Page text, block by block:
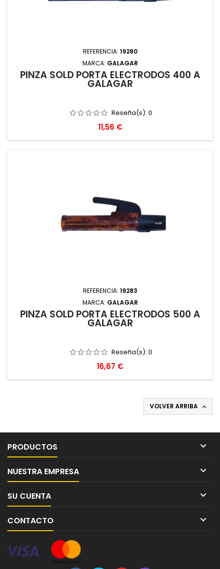
REFERENCIA: 19280
MARCA: GALAGAR
PINZA SOLD PORTA ELECTRODOS 400 A
GALAGAR
Reseña(s): 0
Precio
11,56 €
REFERENCIA: 19283
MARCA: GALAGAR
PINZA SOLD PORTA ELECTRODOS 500 A
GALAGAR
Reseña(s): 0
Precio
16,67 €
VOLVER ARRIBA 
PRODUCTOS 
NUESTRA EMPRESA 
SU CUENTA 
CONTACTO 